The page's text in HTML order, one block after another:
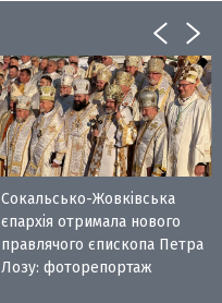
Сокальсько-Жовківська
єпархія отримала нового
правлячого єпископа Петра
Лозу: фоторепортаж